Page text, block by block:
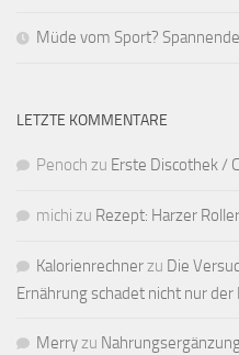
Müde vom Sport?
LETZTE KOMMENTARE
Penoch zu Erste Discothek /
michi zu Rezept: Harzer
Kalorienrechnerzu Die
Ernährung schadet nicht nur der
Merryzu